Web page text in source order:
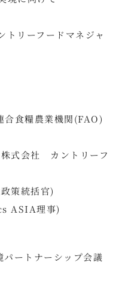
リーフードマネジャ
食糧農業機関(FAO)
式会社 カントリーフ
策統括官)
ASIA理事)
ートナーシップ会議